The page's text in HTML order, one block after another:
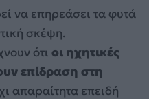
να επηρεάσει τα φυτά
σκέψη.
ότι οι ηχητικές
επίδραση στη
απαραίτητα επειδή